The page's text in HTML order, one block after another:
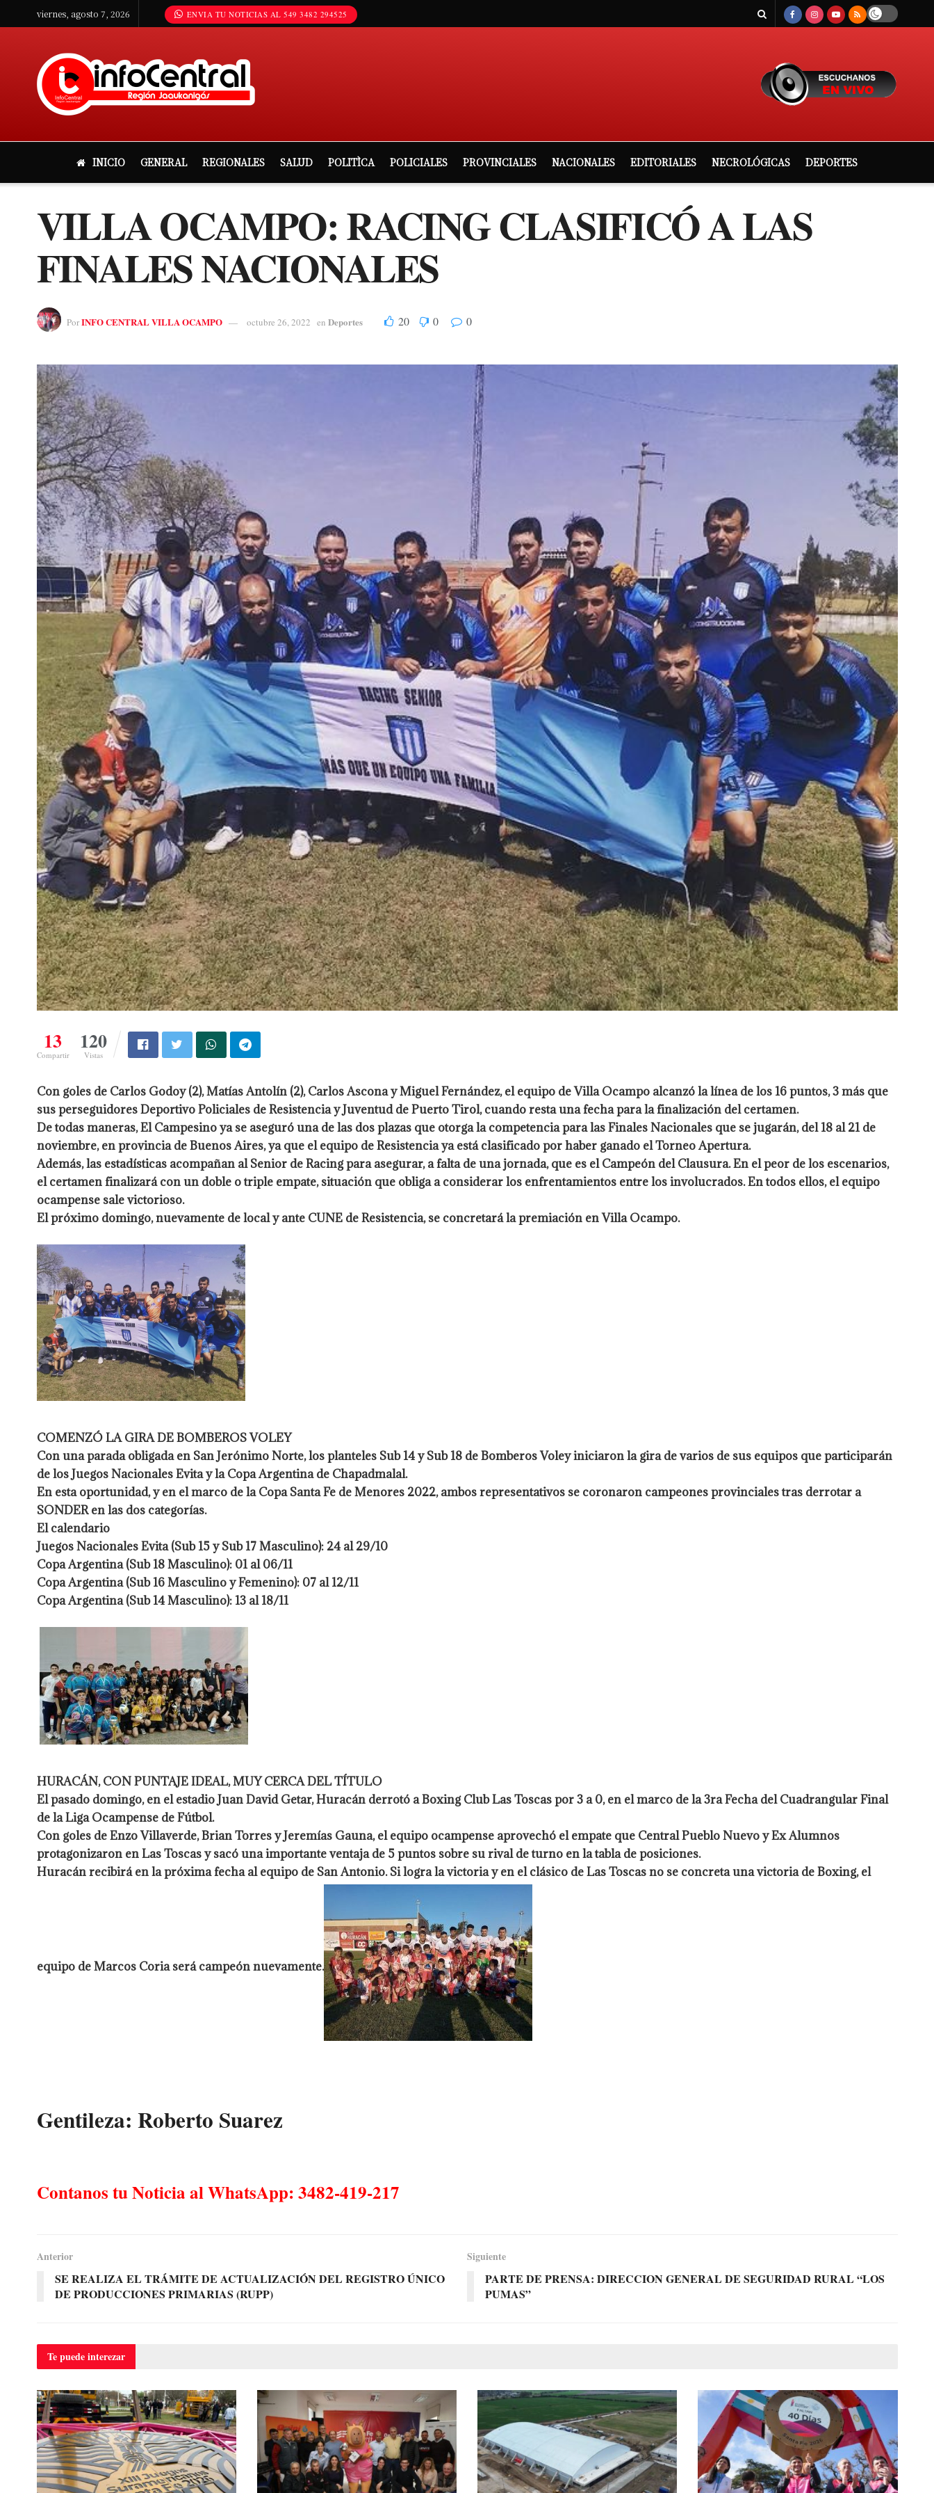
viernes, agosto 7, 2026 ENVIA TU NOTICIAS AL 549 3482 294525
INICIO GENERAL REGIONALES SALUD POLITÌCA POLICIALES PROVINCIALES NACIONALES EDITORIALES NECROLÓGICAS DEPORTES
VILLA OCAMPO: RACING CLASIFICÓ A LAS
FINALES NACIONALES
PorINFO CENTRAL VILLA OCAMPO octubre 26, 2022 en Deportes 20 0 0
13
Compartir
120
Vistas
Con goles de Carlos Godoy (2), Matías Antolín (2), Carlos Ascona y Miguel Fernández, el equipo de Villa Ocampo alcanzó la línea de los 16 puntos, 3 más que
sus perseguidores Deportivo Policiales de Resistencia y Juventud de Puerto Tirol, cuando resta una fecha para la finalización del certamen.
De todas maneras, El Campesino ya se aseguró una de las dos plazas que otorga la competencia para las Finales Nacionales que se jugarán, del 18 al 21 de
noviembre, en provincia de Buenos Aires, ya que el equipo de Resistencia ya está clasificado por haber ganado el Torneo Apertura.
Además, las estadísticas acompañan al Senior de Racing para asegurar, a falta de una jornada, que es el Campeón del Clausura. En el peor de los escenarios,
el certamen finalizará con un doble o triple empate, situación que obliga a considerar los enfrentamientos entre los involucrados. En todos ellos, el equipo
ocampense sale victorioso.
El próximo domingo, nuevamente de local y ante CUNE de Resistencia, se concretará la premiación en Villa Ocampo.
COMENZÓ LA GIRA DE BOMBEROS VOLEY
Con una parada obligada en San Jerónimo Norte, los planteles Sub 14 y Sub 18 de Bomberos Voley iniciaron la gira de varios de sus equipos que participarán
de los Juegos Nacionales Evita y la Copa Argentina de Chapadmalal.
En esta oportunidad, y en el marco de la Copa Santa Fe de Menores 2022, ambos representativos se coronaron campeones provinciales tras derrotar a
SONDER en las dos categorías.
El calendario
Juegos Nacionales Evita (Sub 15 y Sub 17 Masculino): 24 al 29/10
Copa Argentina (Sub 18 Masculino): 01 al 06/11
Copa Argentina (Sub 16 Masculino y Femenino): 07 al 12/11
Copa Argentina (Sub 14 Masculino): 13 al 18/11
HURACÁN, CON PUNTAJE IDEAL, MUY CERCA DEL TÍTULO
El pasado domingo, en el estadio Juan David Getar, Huracán derrotó a Boxing Club Las Toscas por 3 a 0, en el marco de la 3ra Fecha del Cuadrangular Final
de la Liga Ocampense de Fútbol.
Con goles de Enzo Villaverde, Brian Torres y Jeremías Gauna, el equipo ocampense aprovechó el empate que Central Pueblo Nuevo y Ex Alumnos
protagonizaron en Las Toscas y sacó una importante ventaja de 5 puntos sobre su rival de turno en la tabla de posiciones.
Huracán recibirá en la próxima fecha al equipo de San Antonio. Si logra la victoria y en el clásico de Las Toscas no se concreta una victoria de Boxing, el
equipo de Marcos Coria será campeón nuevamente.
Gentileza: Roberto Suarez
Contanos tu Noticia al WhatsApp: 3482-419-217
Anterior
SE REALIZA EL TRÁMITE DE ACTUALIZACIÓN DEL REGISTRO ÚNICO
DE PRODUCCIONES PRIMARIAS (RUPP)
Siguiente
PARTE DE PRENSA: DIRECCION GENERAL DE SEGURIDAD RURAL “LOS
PUMAS”
Te puedeinterezar